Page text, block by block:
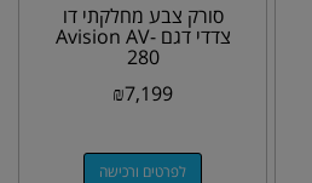
סורק צבע מחלקתי דו
צדדי דגם Avision AV-
280
₪7,199
לפרטים ורכישה